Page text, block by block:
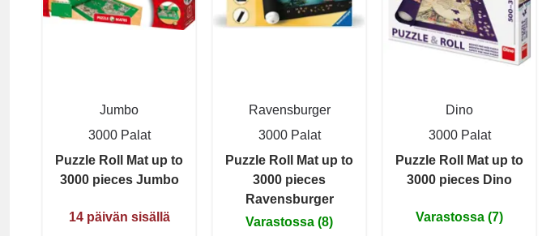
Jumbo
3000 Palat
Puzzle Roll Mat up to
3000 pieces Jumbo
14 päivän sisällä
Ravensburger
3000 Palat
Puzzle Roll Mat up to
3000 pieces
Ravensburger
Varastossa (8)
Dino
3000 Palat
Puzzle Roll Mat up to
3000 pieces Dino
Varastossa (7)